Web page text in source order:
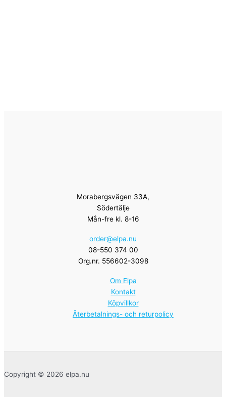
Morabergsvägen 33A,
Södertälje
Mån-fre kl. 8-16
order@elpa.nu
08-550 374 00
Org.nr. 556602-3098
Om Elpa
Kontakt
Köpvillkor
Återbetalnings- och returpolicy
Copyright © 2026 elpa.nu